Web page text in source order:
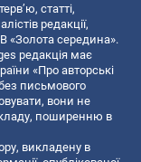
статті,
редакції,
«Золота середина».
редакція має
«Про авторські
письмового
вони не
поширенню в
викладену в